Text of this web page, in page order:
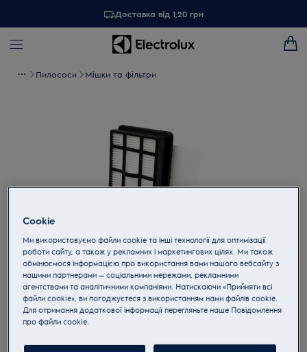
Доставка від 1,20 грн
Пилососи Мішки та фільтри
Торкніться, щоб збільшити
EF147
Фільтр для пилососів
Cookie
Ми використовуємо файли cookie та інші технології для оптимізації
роботи сайту, а також у рекламних і маркетингових цілях. Ми також
обмінюємося інформацією про використання вами нашого вебсайту з
нашими партнерами — соціальними мережами, рекламними
агентствами та аналітичними компаніями. Натискаючи «Прийняти всі
файли cookie», ви погоджуєтеся з використанням нами файлів cookie.
Для отримання додаткової інформації перегляньте наше Пoвідомлення
прo файли cookie.